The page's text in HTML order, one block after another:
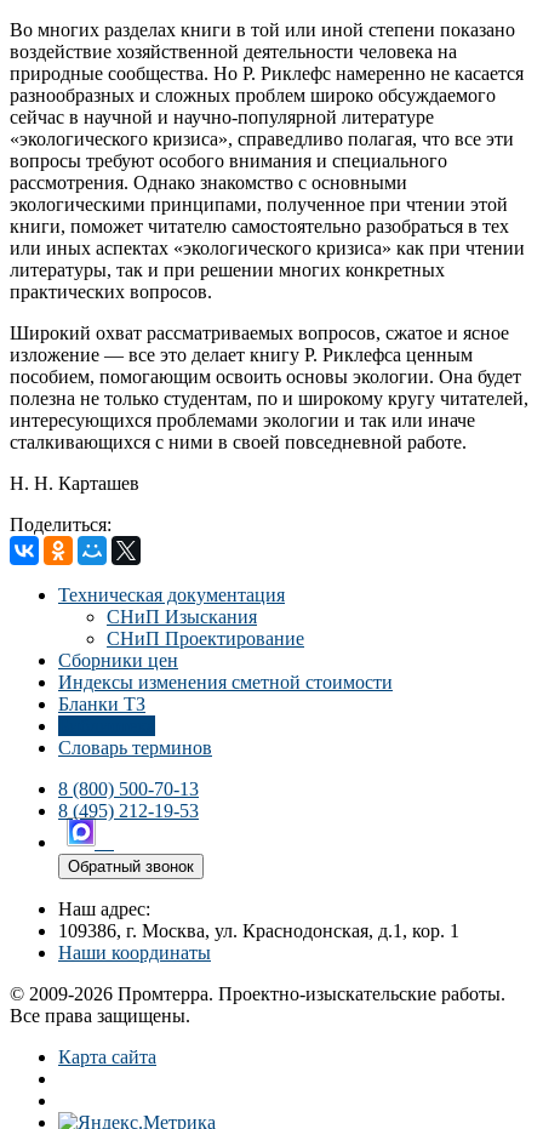
Во многих разделах книги в той или иной степени показано
воздействие хозяйственной деятельности человека на
природные сообщества. Но Р. Риклефс намеренно не касается
разнообразных и сложных проблем широко обсуждаемого
сейчас в научной и научно-популярной литературе
«экологического кризиса», справедливо полагая, что все эти
вопросы требуют особого внимания и специального
рассмотрения. Однако знакомство с основными
экологическими принципами, полученное при чтении этой
книги, поможет читателю самостоятельно разобраться в тех
или иных аспектах «экологического кризиса» как при чтении
литературы, так и при решении многих конкретных
практических вопросов.
Широкий охват рассматриваемых вопросов, сжатое и ясное
изложение — все это делает книгу Р. Риклефса ценным
пособием, помогающим освоить основы экологии. Она будет
полезна не только студентам, по и широкому кругу читателей,
интересующихся проблемами экологии и так или иначе
сталкивающихся с ними в своей повседневной работе.
Н. Н. Карташев
Поделиться:
Техническая документация
СНиП Изыскания
СНиП Проектирование
Сборники цен
Индексы изменения сметной стоимости
Бланки ТЗ
Словарь терминов
8 (800) 500-70-13
8 (495) 212-19-53
Обратный звонок
Наш адрес:
109386, г. Москва, ул. Краснодонская, д.1, кор. 1
Наши координаты
© 2009-2026 Промтерра. Проектно-изыскательские работы.
Все права защищены.
Карта сайта